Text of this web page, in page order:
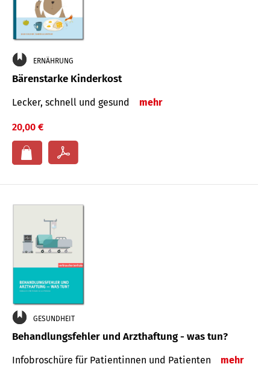
ERNÄHRUNG
Bärenstarke Kinderkost
Lecker, schnell und gesund mehr
20,00 €
GESUNDHEIT
Behandlungsfehler und Arzthaftung - was tun?
Infobroschüre für Patientinnen und Patienten mehr